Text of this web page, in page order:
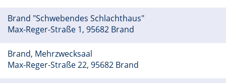
Brand "Schwebendes Schlachthaus"
Max-Reger-Straße 1, 95682 Brand
Brand, Mehrzwecksaal
Max-Reger-Straße 22, 95682 Brand